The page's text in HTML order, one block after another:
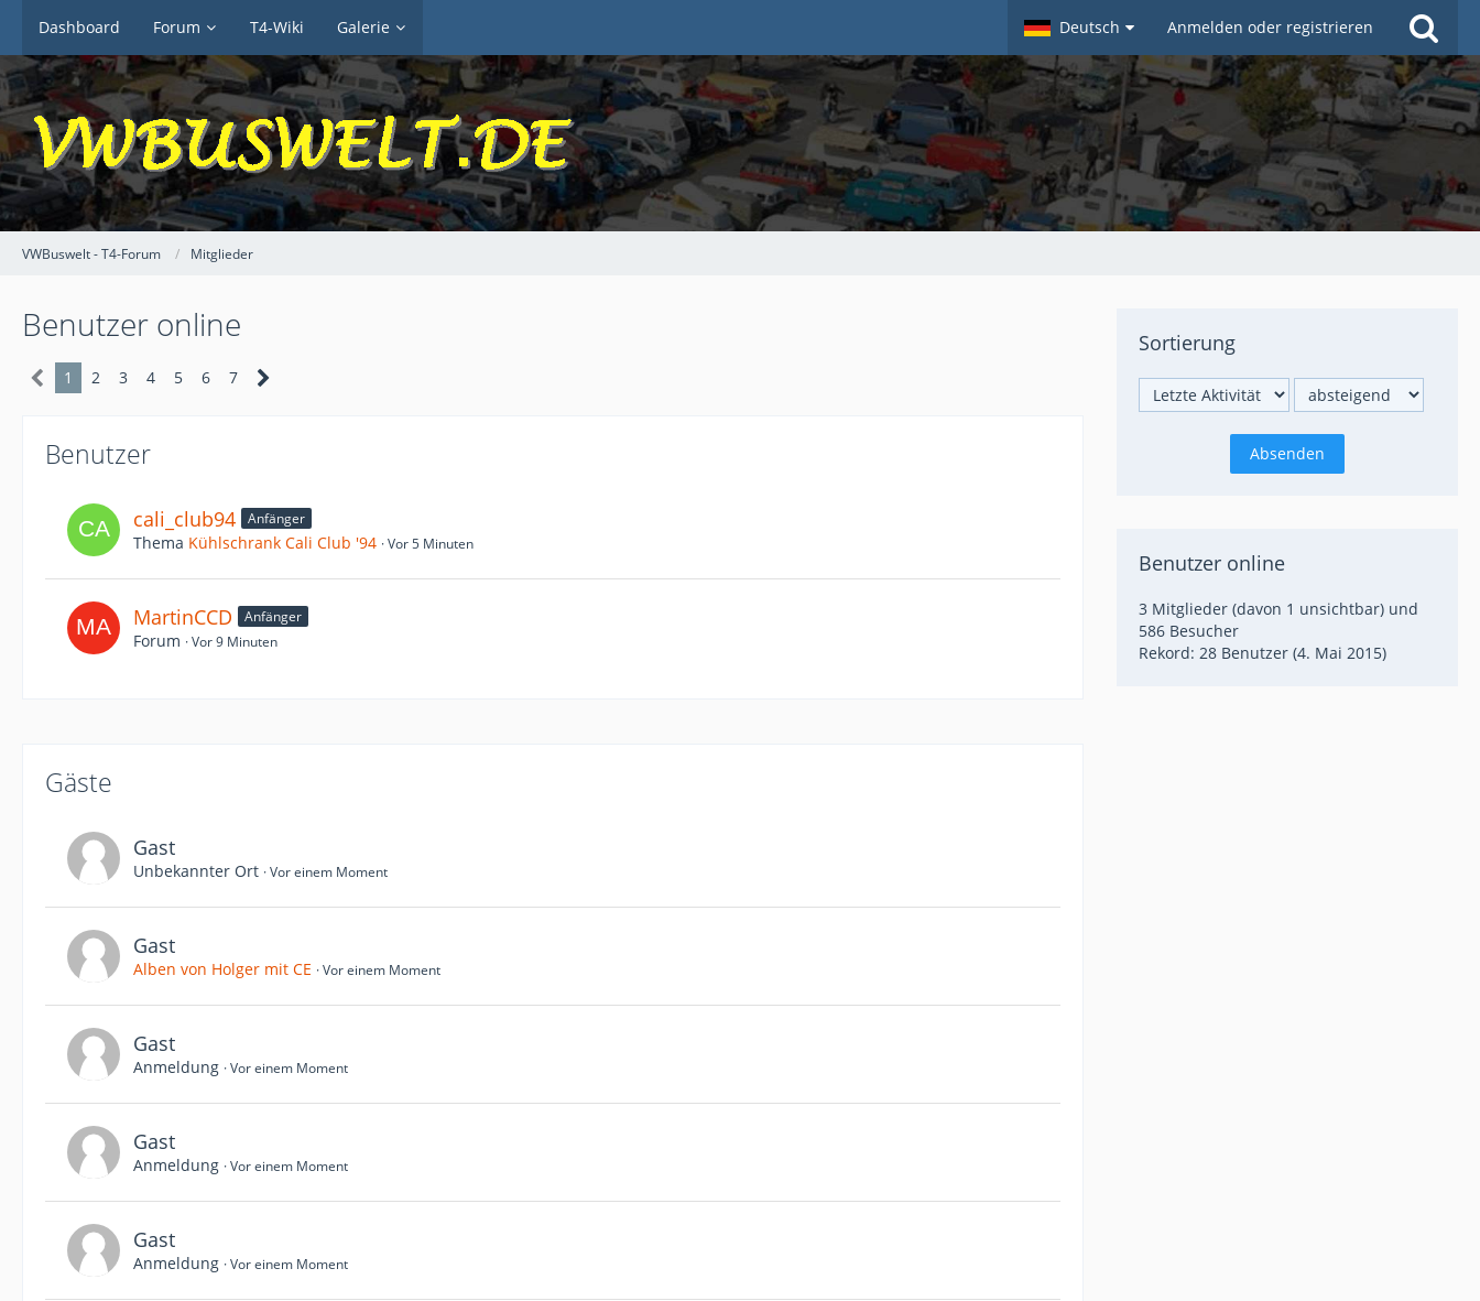
Dashboard Forum T4-Wiki Galerie Deutsch Anmelden oder registrieren
VWBuswelt - T4-Forum Mitglieder
Benutzer online
1 2 3 4 5 6 7
Benutzer
cali_club94 Anfänger
Thema Kühlschrank Cali Club '94 Vor 5 Minuten
MartinCCD Anfänger
Forum Vor 9 Minuten
Gäste
Gast
Unbekannter Ort Vor einem Moment
Gast
Alben von Holger mit CE Vor einem Moment
Gast
Anmeldung Vor einem Moment
Gast
Anmeldung Vor einem Moment
Gast
Anmeldung Vor einem Moment
Sortierung
Benutzer online
3 Mitglieder (davon 1 unsichtbar) und
586 Besucher
Rekord: 28 Benutzer (4. Mai 2015)